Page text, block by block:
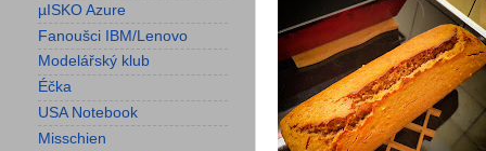
µISKO Azure
Fanoušci IBM/Lenovo
Modelářský klub
Éčka
USA Notebook
Misschien